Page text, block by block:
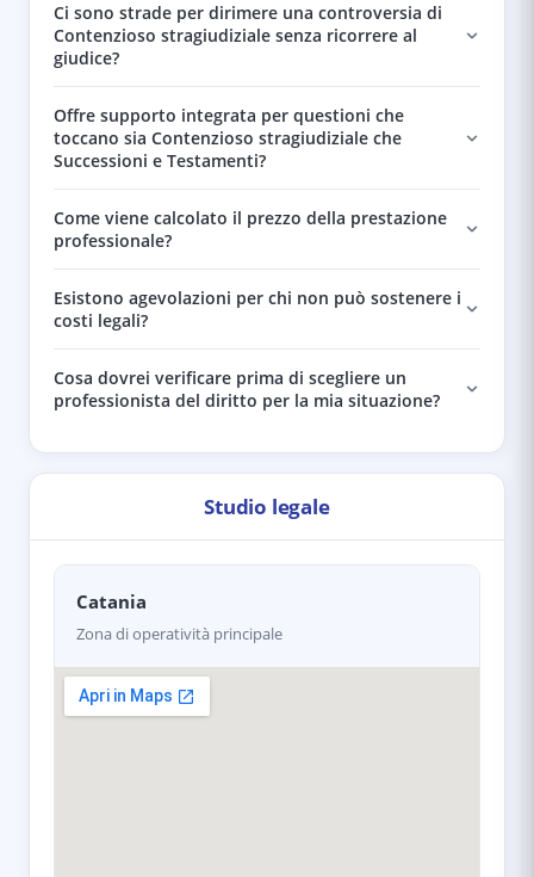
Ci sono strade per dirimere una controversia di
Contenzioso stragiudiziale senza ricorrere al
giudice?
Offre supporto integrata per questioni che
toccano sia Contenzioso stragiudiziale che
Successioni e Testamenti?
Come viene calcolato il prezzo della prestazione
professionale?
Esistono agevolazioni per chi non può sostenere i
costi legali?
Cosa dovrei verificare prima di scegliere un
professionista del diritto per la mia situazione?
Studio legale
Catania
Zona di operatività principale